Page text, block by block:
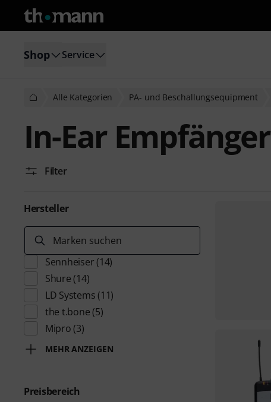
Shop Service
Alle Kategorien PA- und Beschallungsequipment
In-Ear Empfänger
Filter
Hersteller
Marken suchen
Sennheiser (14)
Shure (14)
LD Systems (11)
the t.bone (5)
Mipro (3)
MEHR ANZEIGEN
Preisbereich